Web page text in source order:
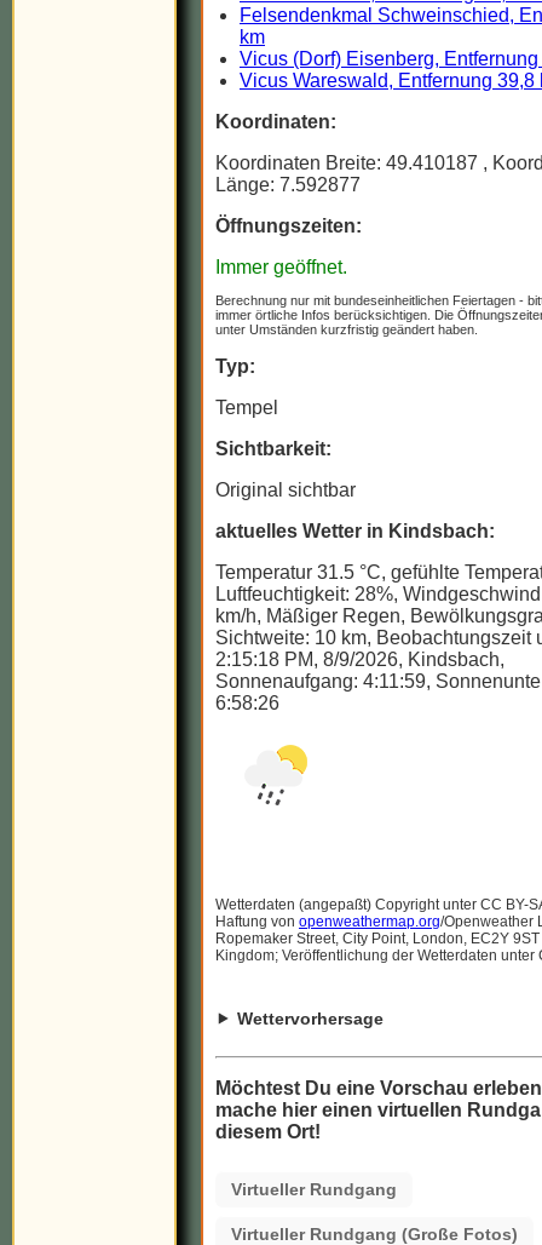
Felsendenkmal Schweinschied,
km
Vicus (Dorf) Eisenberg,
Vicus Wareswald, Entfernung 39,8
Koordinaten:
Koordinaten Breite: 49.410187 ,
Länge: 7.592877
Öffnungszeiten:
Immer geöffnet.
Berechnung nur mit bundeseinheitlichen Feiertagen -
immer örtliche Infos berücksichtigen. Die
unter Umständen kurzfristig geändert haben.
Typ:
Tempel
Sichtbarkeit:
Original sichtbar
aktuelles Wetter in Kindsbach:
Temperatur 31.5 °C, gefühlte
Luftfeuchtigkeit: 28%,
km/h, Mäßiger Regen,
Sichtweite: 10 km, Beobachtungszeit
2:15:18 PM, 8/9/2026, Kindsbach,
Sonnenaufgang: 4:11:59,
6:58:26
Wetterdaten (angepaßt) Copyright unter CC BY-
Haftung von openweathermap.org/Openweather
Ropemaker Street, City Point, London, EC2Y
Kingdom; Veröffentlichung der Wetterdaten unter
Wettervorhersage
Möchtest Du eine Vorschau
mache hier einen virtuellen
diesem Ort!
Virtueller Rundgang
Virtueller Rundgang (Große Fotos)